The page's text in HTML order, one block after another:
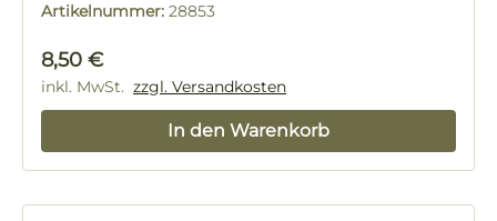
Artikelnummer: 28853
Regulärer Preis:
8,50 €
inkl. MwSt. zzgl. Versandkosten
In den Warenkorb